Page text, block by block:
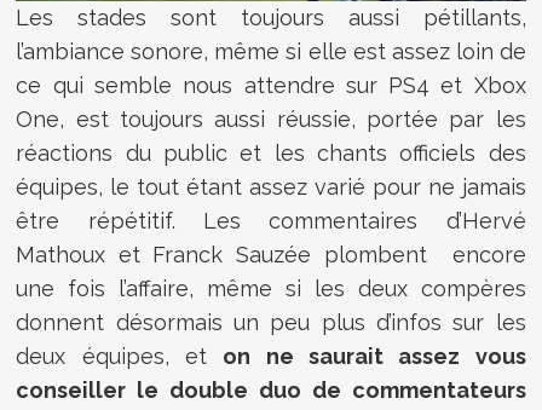
Les stades sont toujours aussi pétillants,
l’ambiance sonore, même si elle est assez loin de
ce qui semble nous attendre sur PS4 et Xbox
One, est toujours aussi réussie, portée par les
réactions du public et les chants officiels des
équipes, le tout étant assez varié pour ne jamais
être répétitif. Les commentaires d’Hervé
Mathoux et Franck Sauzée plombent encore
une fois l’affaire, même si les deux compères
donnent désormais un peu plus d’infos sur les
deux équipes, et on ne saurait assez vous
conseiller le double duo de commentateurs